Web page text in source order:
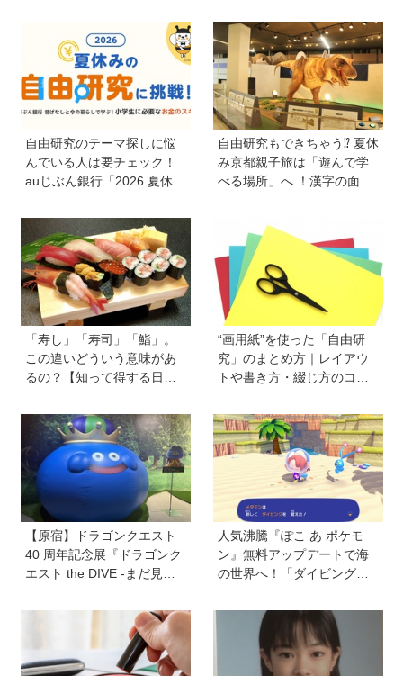
自由研究のテーマ探しに悩
んでいる人は要チェック！
auじぶん銀行「2026 夏休み
用してお金のスキルを学ぼ
う
自由研究もできちゃう⁉︎ 夏休
み京都親子旅は「遊んで学
べる場所」へ ！漢字の面白
京の裏ワザ・裏ミチ徹底ガ
イド】
「寿し」「寿司」「鮨」。
この違いどういう意味があ
るの？【知って得する日本
“画用紙”を使った「自由研
究」のまとめ方｜レイアウ
トや書き方・綴じ方のコツ
【原宿】ドラゴンクエスト
40 周年記念展『ドラゴンク
エスト the DIVE -まだ見ぬ
カドに登場！ VR体験からコ
ラボグルメ、限定グッズま
で親子で楽しめる注目イベ
ント
人気沸騰『ぽこ あ ポケモ
ン』無料アップデートで海
の世界へ！「ダイビング」
る追加コンテンツも登場